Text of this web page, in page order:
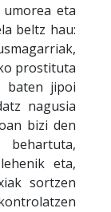
eta
beltz hau:
prostituta
baten jipoi
nagusia
bizi den
eta,
sortzen